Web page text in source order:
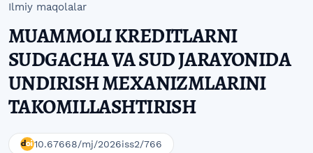
Ilmiy maqolalar
MUAMMOLI KREDITLARNI
SUDGACHA VA SUD JARAYONIDA
UNDIRISH MEXANIZMLARINI
TAKOMILLASHTIRISH
10.67668/mj/2026iss2/766